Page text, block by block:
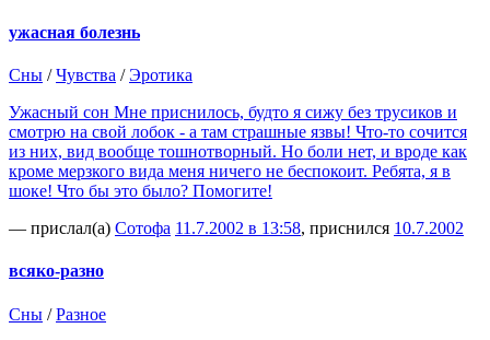
ужасная болезнь
Сны /Чувства /Эротика
Ужасный сон Мне приснилось, будто я сижу без трусиков и
смотрю на свой лобок - а там страшные язвы! Что-то сочится
из них, вид вообще тошнотворный. Но боли нет, и вроде как
кроме мерзкого вида меня ничего не беспокоит. Ребята, я в
шоке! Что бы это было? Помогите!
— прислал(а) Сотофа 11.7.2002 в 13:58, приснился 10.7.2002
всяко-разно
Сны /Разное